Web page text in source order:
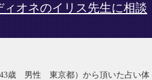
オネのイリス先生に相談
歳 男性 東京都）から頂いた占い体